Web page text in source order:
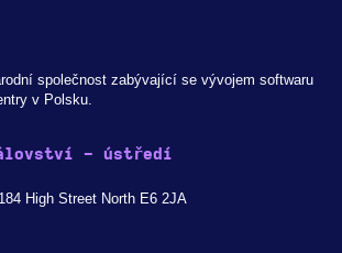
společnost zabývající se vývojem softwaru
v Polsku.
- ústředí
High Street North E6 2JA